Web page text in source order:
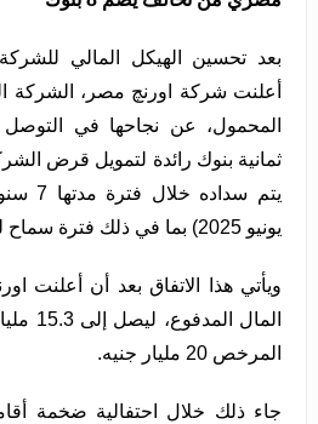
بعد تحسين الهيكل المالي للشركة
أعلنت شركة اورنچ مصر، الشركة
المحمول، عن نجاحها في
يتم
يونيو 2025) بما في ذلك فترة سماح لمدة عامين.
ويأتي هذا الاتفاق بعد أن أعلنت
المال
المرخص 20 مليار جنيه.
جاء ذلك خلال احتفالية ضخمة